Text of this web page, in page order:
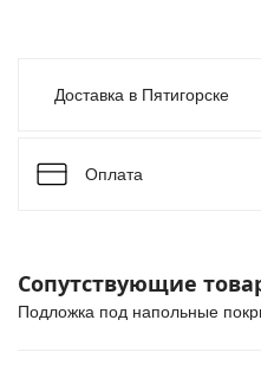
Доставка в Пятигорске
Оплата
Сопутствующие
Подложка под напольные